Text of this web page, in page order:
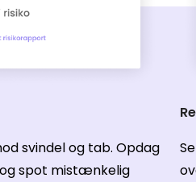
svindel og tab. Opdag
spot mistænkelig